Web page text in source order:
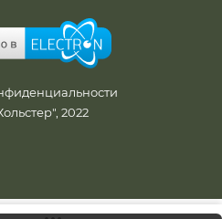
2022